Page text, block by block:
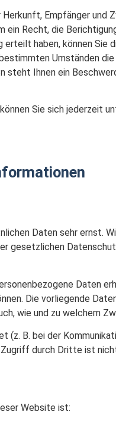
Empfänger und
ein Recht, die
erteilt haben, können Sie
Umständen
steht Ihnen ein
Sie sich jederzeit
Daten sehr ernst.
gesetzlichen
Daten
Die vorliegende
wie und zu welchem
(z. B. bei der
durch Dritte ist
Website ist: